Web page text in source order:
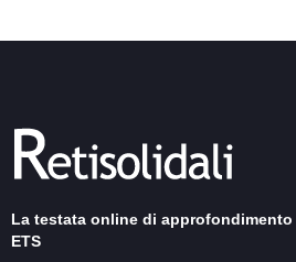
La testata online di
ETS